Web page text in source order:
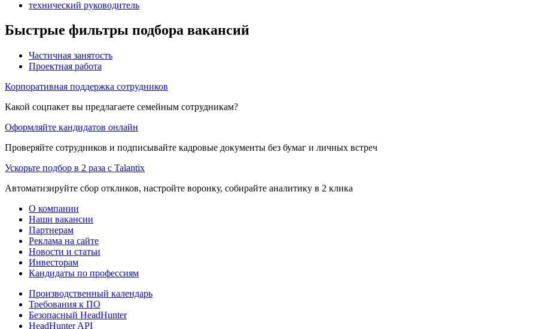
технический руководитель
Быстрые фильтры подбора вакансий
Частичная занятость
Проектная работа
Корпоративная поддержка сотрудников
Какой соцпакет вы предлагаете семейным сотрудникам?
Оформляйте кандидатов онлайн
Проверяйте сотрудников и подписывайте кадровые документы без бумаг и личных встреч
Ускорьте подбор в 2 раза с Talantix
Автоматизируйте сбор откликов, настройте воронку, собирайте аналитику в 2 клика
О компании
Наши вакансии
Партнерам
Реклама на сайте
Новости и статьи
Инвесторам
Кандидаты по профессиям
Производственный календарь
Требования к ПО
Безопасный HeadHunter
HeadHunter API